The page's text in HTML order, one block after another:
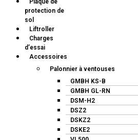
Plaque de
protection de
sol
Liftroller
Charges
d’essai
Accessoires
Palonnier à ventouses
GMBH KS-B
GMBH GL-RN
DSM-H2
DSZ2
DSKZ2
DSKE2